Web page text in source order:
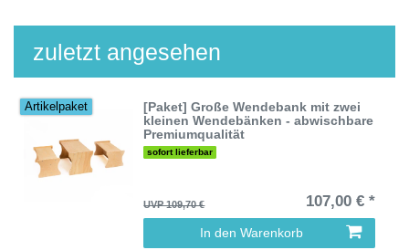
zuletzt angesehen
Artikelpaket
[Paket] Große Wendebank mit zwei
kleinen Wendebänken - abwischbare
Premiumqualität
sofort lieferbar
UVP 109,70 € 107,00 € *
In den Warenkorb